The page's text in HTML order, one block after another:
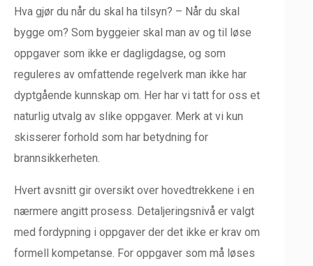
Hva gjør du når du skal ha tilsyn? – Når du skal
bygge om? Som byggeier skal man av og til løse
oppgaver som ikke er dagligdagse, og som
reguleres av omfattende regelverk man ikke har
dyptgående kunnskap om. Her har vi tatt for oss et
naturlig utvalg av slike oppgaver. Merk at vi kun
skisserer forhold som har betydning for
brannsikkerheten.
Hvert avsnitt gir oversikt over hovedtrekkene i en
nærmere angitt prosess. Detaljeringsnivå er valgt
med fordypning i oppgaver der det ikke er krav om
formell kompetanse. For oppgaver som må løses